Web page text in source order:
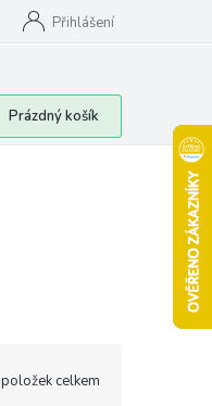
Moje objednávka
Přihlášení
Nákupní
košík
Prázdný košík
položek celkem